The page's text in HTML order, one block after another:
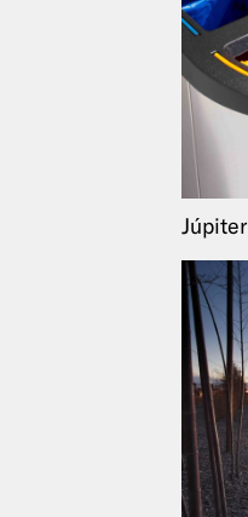
Júpiter